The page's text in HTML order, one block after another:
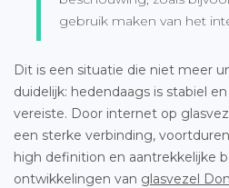
gebruik maken van het
Dit is een situatie die niet meer
duidelijk: hedendaags is stabiel
vereiste. Door internet op
een sterke verbinding,
high definition en aantrekkelijke
ontwikkelingen van glasvezel